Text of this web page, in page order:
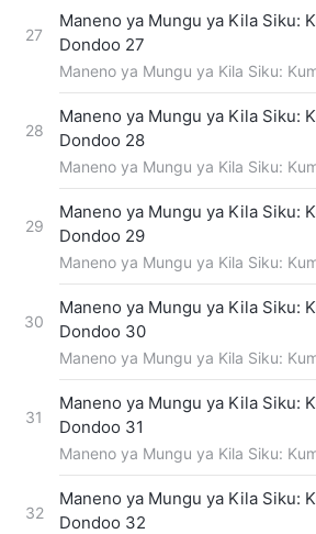
27
Maneno ya Mungu ya Kila Siku:
Dondoo 27
Maneno ya Mungu ya Kila Siku:
28
Maneno ya Mungu ya Kila Siku:
Dondoo 28
Maneno ya Mungu ya Kila Siku:
29
Maneno ya Mungu ya Kila Siku:
Dondoo 29
Maneno ya Mungu ya Kila Siku:
30
Maneno ya Mungu ya Kila Siku:
Dondoo 30
Maneno ya Mungu ya Kila Siku:
31
Maneno ya Mungu ya Kila Siku:
Dondoo 31
Maneno ya Mungu ya Kila Siku:
32
Maneno ya Mungu ya Kila Siku:
Dondoo 32